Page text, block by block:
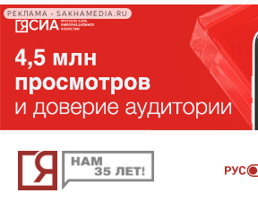
РЕКЛАМА • SAKHAMEDIA.RU